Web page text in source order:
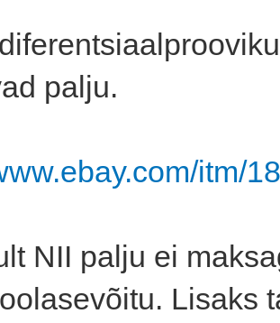
palju.
itm/
NII palju ei
Lisaks